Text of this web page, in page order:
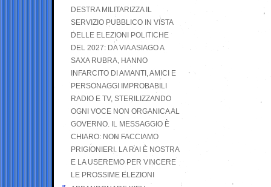
DESTRA MILITARIZZA IL
SERVIZIO PUBBLICO IN VISTA
DELLE ELEZIONI POLITICHE
DEL 2027: DA VIA ASIAGO A
SAXA RUBRA, HANNO
INFARCITO DI AMANTI, AMICI E
PERSONAGGI IMPROBABILI
RADIO E TV, STERILIZZANDO
OGNI VOCE NON ORGANICA AL
GOVERNO. IL MESSAGGIO È
CHIARO: NON FACCIAMO
PRIGIONIERI. LA RAI È NOSTRA
E LA USEREMO PER VINCERE
LE PROSSIME ELEZIONI